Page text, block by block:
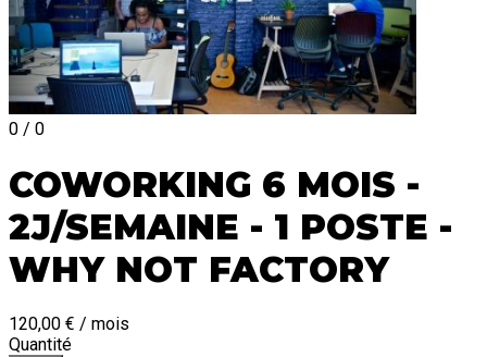
0 / 0
COWORKING 6 MOIS -
2J/SEMAINE - 1 POSTE -
WHY NOT FACTORY
120,00 € / mois
Quantité